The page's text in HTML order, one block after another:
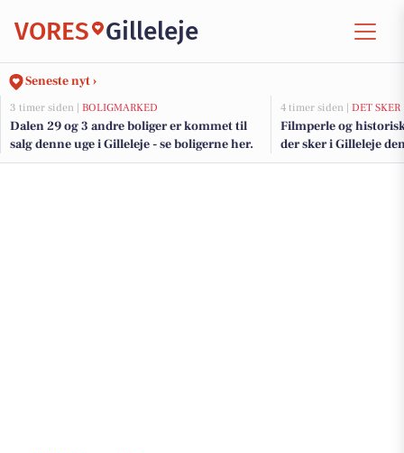
VORES Gilleleje
Seneste nyt ›
3 timer siden | BOLIGMARKED
Dalen 29 og 3 andre boliger er kommet til
salg denne uge i Gilleleje - se boligerne her.
4 timer siden | DET SKER
Filmperle og
der sker i Gilleleje